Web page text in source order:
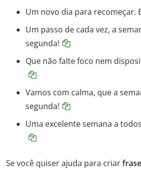
Um novo dia para recomeçar.
Um passo de cada vez, a
segunda!
Que não falte foco nem
Vamos com calma, que a
segunda!
Uma excelente semana a
Se você quiser ajuda para criar